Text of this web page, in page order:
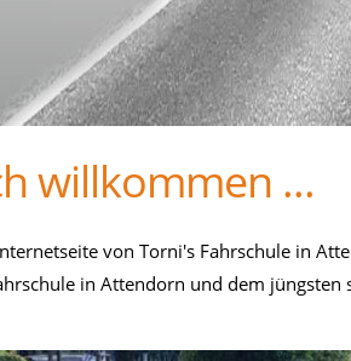
willkommen ...
von Torni's Fahrschule in
in Attendorn und dem